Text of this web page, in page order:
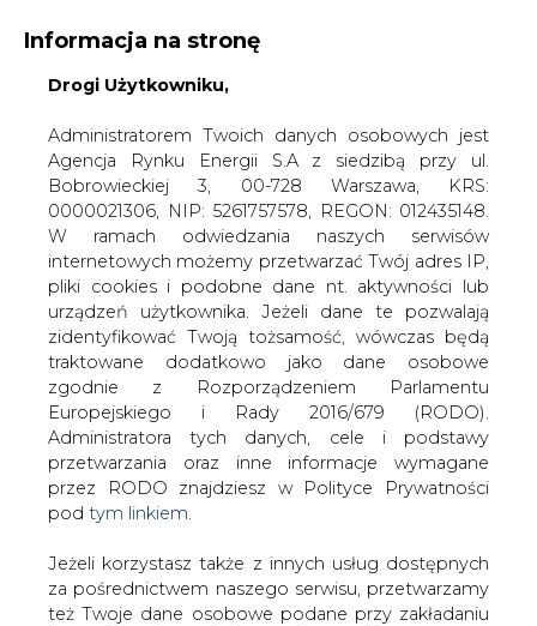
KONTAKT:
WYDAWCA PORTALU:
WYSOKI KONTRAST A A
ZALOGUJ SIĘ
WŁĄCZ CIRE.TV
Informacja na stronę
Drogi Użytkowniku,
Administratorem Twoich danych osobowych jest
Agencja Rynku Energii S.A z siedzibą przy ul.
Bobrowieckiej 3, 00-728 Warszawa, KRS:
0000021306, NIP: 5261757578, REGON: 012435148.
W ramach odwiedzania naszych serwisów
internetowych możemy przetwarzać Twój adres IP,
pliki cookies i podobne dane nt. aktywności lub
urządzeń użytkownika. Jeżeli dane te pozwalają
zidentyfikować Twoją tożsamość, wówczas będą
traktowane dodatkowo jako dane osobowe
zgodnie z Rozporządzeniem Parlamentu
Europejskiego i Rady 2016/679 (RODO).
Administratora tych danych, cele i podstawy
przetwarzania oraz inne informacje wymagane
przez RODO znajdziesz w Polityce Prywatności
pod tym linkiem.
Jeżeli korzystasz także z innych usług dostępnych
za pośrednictwem naszego serwisu, przetwarzamy
też Twoje dane osobowe podane przy zakładaniu